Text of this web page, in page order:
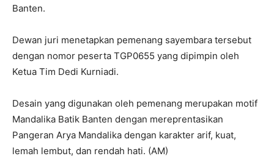
Banten.
Dewan juri menetapkan pemenang sayembara tersebut
dengan nomor peserta TGP0655 yang dipimpin oleh
Ketua Tim Dedi Kurniadi.
Desain yang digunakan oleh pemenang merupakan motif
Mandalika Batik Banten dengan mereprentasikan
Pangeran Arya Mandalika dengan karakter arif, kuat,
lemah lembut, dan rendah hati. (AM)